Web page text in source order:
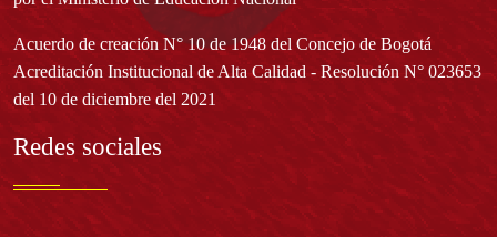
Acuerdo de creación N° 10 de 1948 del Concejo de Bogotá
Acreditación Institucional de Alta Calidad - Resolución N° 023653
del 10 de diciembre del 2021
Redes sociales